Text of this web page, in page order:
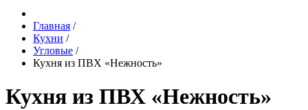
Главная /
Кухни /
Угловые /
Кухня из ПВХ «Нежность»
Кухня из ПВХ «Нежность»